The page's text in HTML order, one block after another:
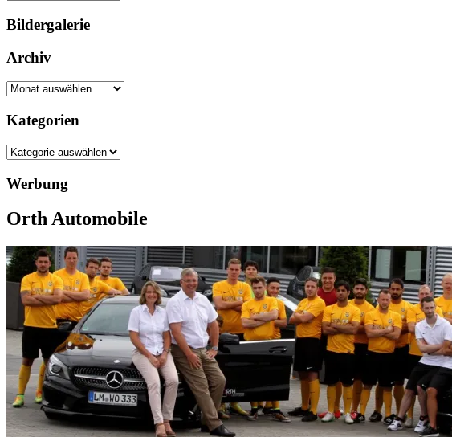
Bildergalerie
Archiv
Archiv
Kategorien
Kategorien
Werbung
Orth Automobile